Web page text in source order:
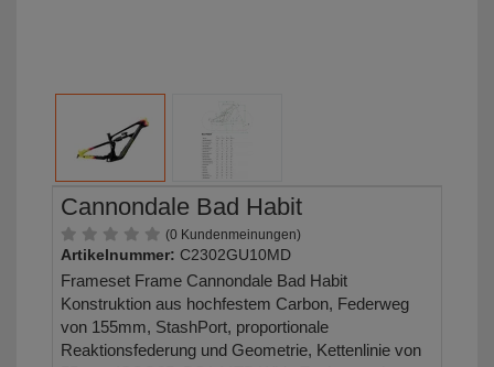
Cannondale Bad Habit
(0 Kundenmeinungen)
Artikelnummer: C2302GU10MD
Frameset Frame Cannondale Bad Habit
Konstruktion aus hochfestem Carbon, Federweg
von 155mm, StashPort, proportionale
Reaktionsfederung und Geometrie, Kettenlinie von